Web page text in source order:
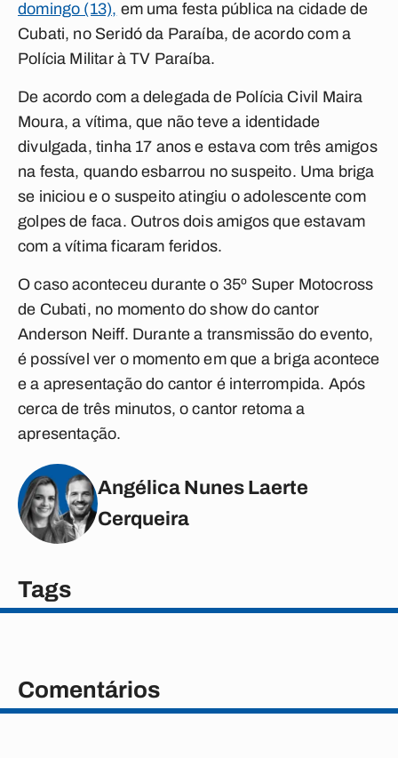
domingo (13), em uma festa pública na cidade de
Cubati, no Seridó da Paraíba, de acordo com a
Polícia Militar à TV Paraíba.
De acordo com a delegada de Polícia Civil Maira
Moura, a vítima, que não teve a identidade
divulgada, tinha 17 anos e estava com três amigos
na festa, quando esbarrou no suspeito. Uma briga
se iniciou e o suspeito atingiu o adolescente com
golpes de faca. Outros dois amigos que estavam
com a vítima ficaram feridos.
O caso aconteceu durante o 35º Super Motocross
de Cubati, no momento do show do cantor
Anderson Neiff. Durante a transmissão do evento,
é possível ver o momento em que a briga acontece
e a apresentação do cantor é interrompida. Após
cerca de três minutos, o cantor retoma a
apresentação.
Angélica Nunes Laerte
Cerqueira
Tags
Comentários